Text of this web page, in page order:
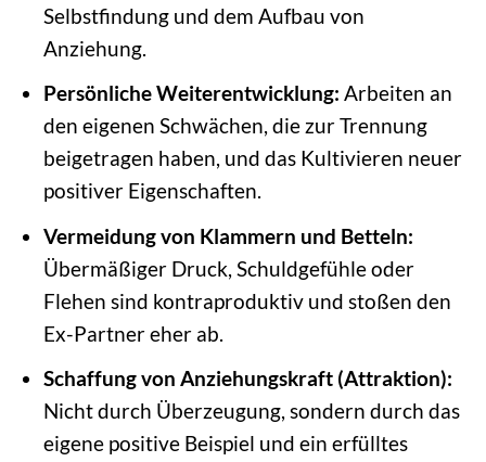
Selbstfindung und dem Aufbau von
Anziehung.
Persönliche Weiterentwicklung: Arbeiten an
den eigenen Schwächen, die zur Trennung
beigetragen haben, und das Kultivieren neuer
positiver Eigenschaften.
Vermeidung von Klammern und Betteln:
Übermäßiger Druck, Schuldgefühle oder
Flehen sind kontraproduktiv und stoßen den
Ex-Partner eher ab.
Schaffung von Anziehungskraft (Attraktion):
Nicht durch Überzeugung, sondern durch das
eigene positive Beispiel und ein erfülltes